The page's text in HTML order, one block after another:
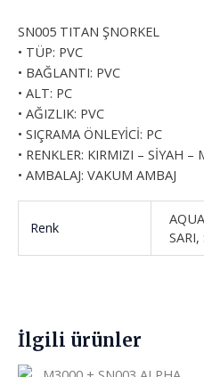
SN005 TITAN ŞNORKEL
• TÜP: PVC
• BAĞLANTI: PVC
• ALT: PC
• AĞIZLIK: PVC
• SIÇRAMA ÖNLEYİCİ: PC
• RENKLER: KIRMIZI – SİYAH
• AMBALAJ: VAKUM AMBAJ
Renk
SARI,
İlgili ürünler